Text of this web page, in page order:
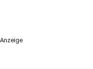
Anzeige